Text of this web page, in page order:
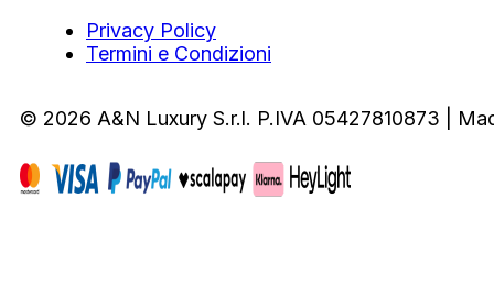
Privacy Policy
Termini e Condizioni
© 2026 A&N Luxury S.r.l. P.IVA 05427810873 |